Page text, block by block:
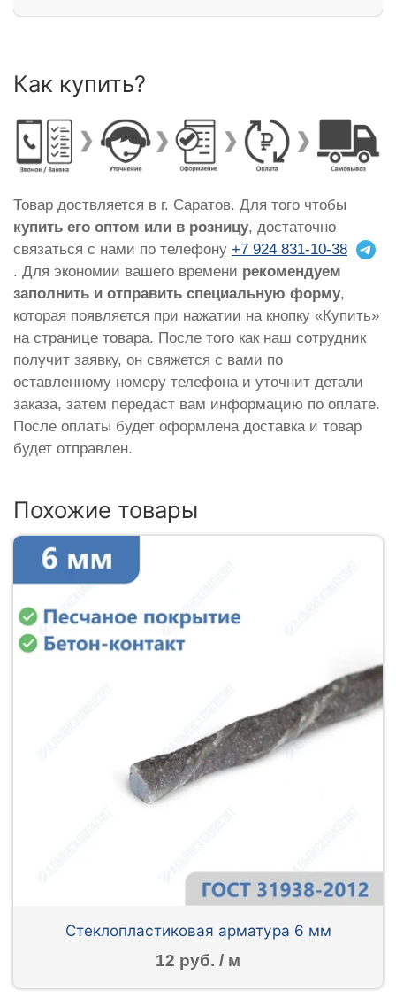
Как купить?
Товар доствляется в г. Саратов. Для того чтобы
купить его оптом или в розницу, достаточно
связаться с нами по телефону +7 924 831-10-38
. Для экономии вашего времени рекомендуем
заполнить и отправить специальную форму,
которая появляется при нажатии на кнопку «Купить»
на странице товара. После того как наш сотрудник
получит заявку, он свяжется с вами по
оставленному номеру телефона и уточнит детали
заказа, затем передаст вам информацию по оплате.
После оплаты будет оформлена доставка и товар
будет отправлен.
Похожие товары
Стеклопластиковая арматура 6 мм
12 руб. / м